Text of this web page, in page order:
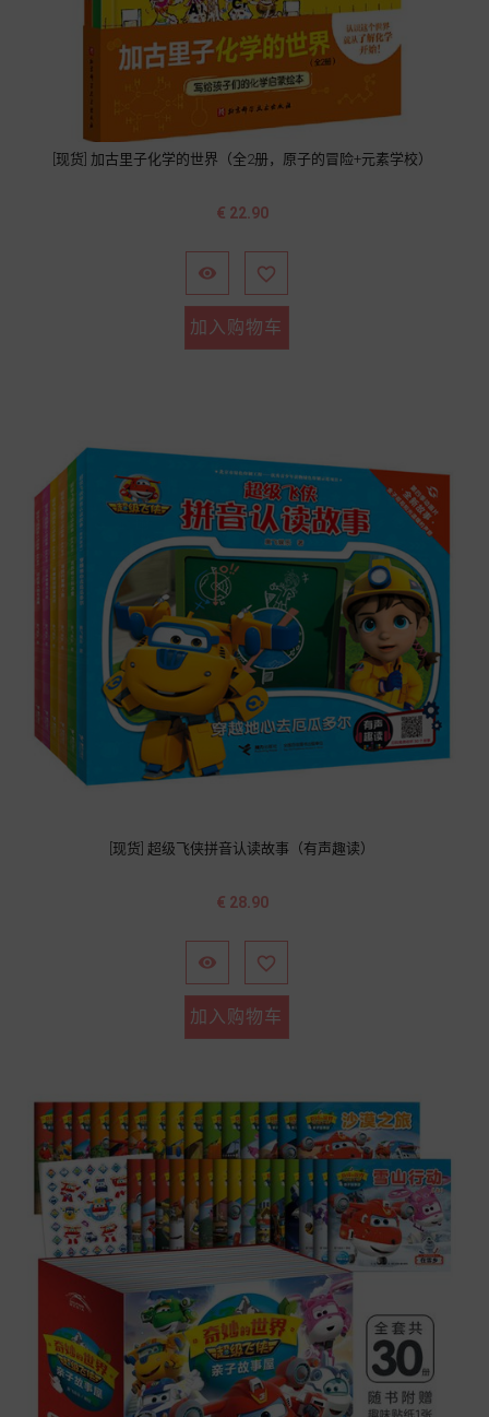
[现货] 加古里子化学的世界（全2册，原子的冒险+元素学校）
价
€ 22.90
 
加入购物车
[现货] 超级飞侠拼音认读故事（有声趣读）
价
€ 28.90
 
加入购物车